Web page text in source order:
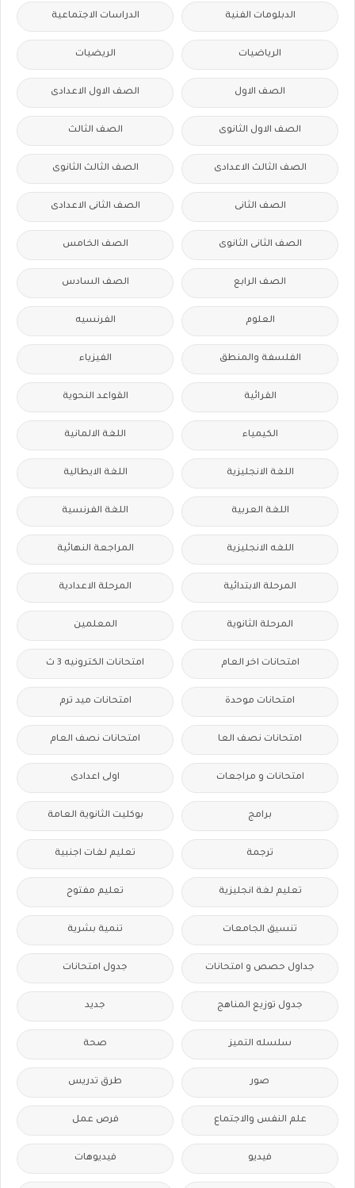
الدبلومات الفنية الدراسات الاجتماعية
الرياضيات الريضيات
الصف الاول الصف الاول الاعدادى
الصف الاول الثانوى الصف الثالث
الصف الثالث الاعدادى الصف الثالث الثانوى
الصف الثانى الصف الثانى الاعدادى
الصف الثانى الثانوى الصف الخامس
الصف الرابع الصف السادس
العلوم الفرنسيه
الفلسفة والمنطق الفيزياء
القرائية القواعد النحوية
الكيمياء اللغة الالمانية
اللغة الانجليزية اللغة الايطالية
اللغة العربية اللغة الفرنسية
اللغه الانجليزية المراجعة النهائية
المرحلة الابتدائية المرحلة الاعدادية
المرحلة الثانوية المعلمين
امتحانات اخر العام امتحانات الكترونيه 3 ث
امتحانات موحدة امتحانات ميد ترم
امتحانات نصف العا امتحانات نصف العام
امتحانات و مراجعات اولى اعدادى
برامج بوكليت الثانوية العامة
ترجمة تعليم لغات اجنبية
تعليم لغة انجليزية تعليم مفتوح
تنسيق الجامعات تنمية بشرية
جداول حصص و امتحانات جدول امتحانات
جدول توزيع المناهج جديد
سلسله التميز صحة
صور طرق تدريس
علم النفس والاجتماع فرص عمل
فيديو فيديوهات